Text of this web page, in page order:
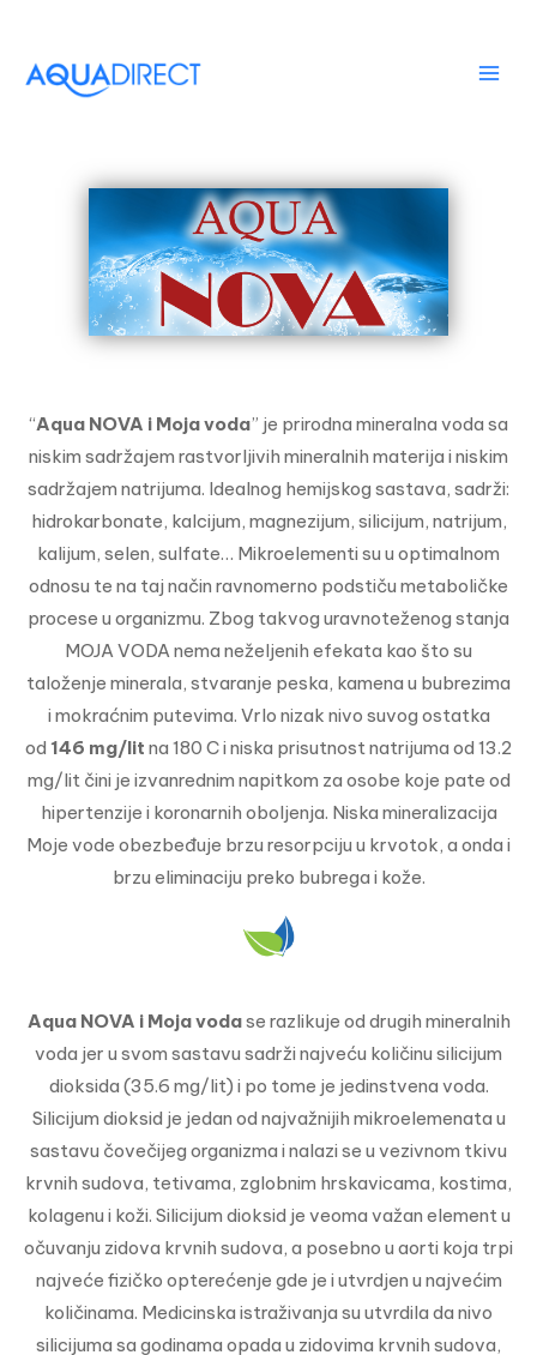
content
“Aqua NOVA i Moja voda” je prirodna mineralna voda sa
niskim sadržajem rastvorljivih mineralnih materija i niskim
sadržajem natrijuma. Idealnog hemijskog sastava, sadrži:
hidrokarbonate, kalcijum, magnezijum, silicijum, natrijum,
kalijum, selen, sulfate… Mikroelementi su u optimalnom
odnosu te na taj način ravnomerno podstiču metaboličke
procese u organizmu. Zbog takvog uravnoteženog stanja
MOJA VODA nema neželjenih efekata kao što su
taloženje minerala, stvaranje peska, kamena u bubrezima
i mokraćnim putevima. Vrlo nizak nivo suvog ostatka
od 146 mg/lit na 180 C i niska prisutnost natrijuma od 13.2
mg/lit čini je izvanrednim napitkom za osobe koje pate od
hipertenzije i koronarnih oboljenja. Niska mineralizacija
Moje vode obezbeđuje brzu resorpciju u krvotok, a onda i
brzu eliminaciju preko bubrega i kože.
Aqua NOVA i Moja vodase razlikuje od drugih mineralnih
voda jer u svom sastavu sadrži najveću količinu silicijum
dioksida (35.6 mg/lit) i po tome je jedinstvena voda.
Silicijum dioksid je jedan od najvažnijih mikroelemenata u
sastavu čovečijeg organizma i nalazi se u vezivnom tkivu
krvnih sudova, tetivama, zglobnim hrskavicama, kostima,
kolagenu i koži. Silicijum dioksid je veoma važan element u
očuvanju zidova krvnih sudova, a posebno u aorti koja trpi
najveće fizičko opterećenje gde je i utvrdjen u najvećim
količinama. Medicinska istraživanja su utvrdila da nivo
silicijuma sa godinama opada u zidovima krvnih sudova,